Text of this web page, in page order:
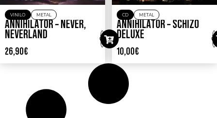
VINILO METAL
ANNIHILATOR – NEVER,
NEVERLAND
26,90€
CD METAL
ANNIHILATOR – SCHIZO
DELUXE
10,00€